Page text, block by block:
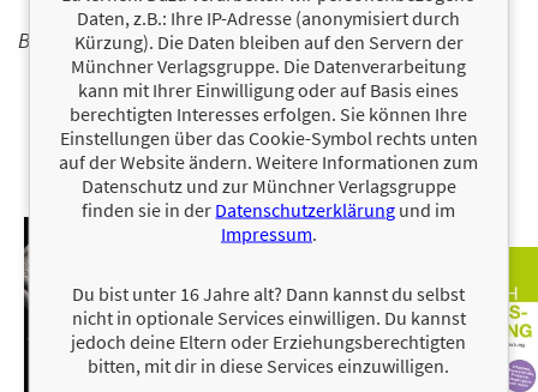
BÜCHER
Daten, z.B.: Ihre IP-Adresse (anonymisiert durch
Kürzung). Die Daten bleiben auf den Servern der
Münchner Verlagsgruppe. Die Datenverarbeitung
kann mit Ihrer Einwilligung oder auf Basis eines
berechtigten Interesses erfolgen. Sie können Ihre
Einstellungen über das Cookie-Symbol rechts unten
auf der Website ändern. Weitere Informationen zum
Datenschutz und zur Münchner Verlagsgruppe
finden sie in der Datenschutzerklärung und im
Impressum.
Du bist unter 16 Jahre alt? Dann kannst du selbst
nicht in optionale Services einwilligen. Du kannst
jedoch deine Eltern oder Erziehungsberechtigten
bitten, mit dir in diese Services einzuwilligen.